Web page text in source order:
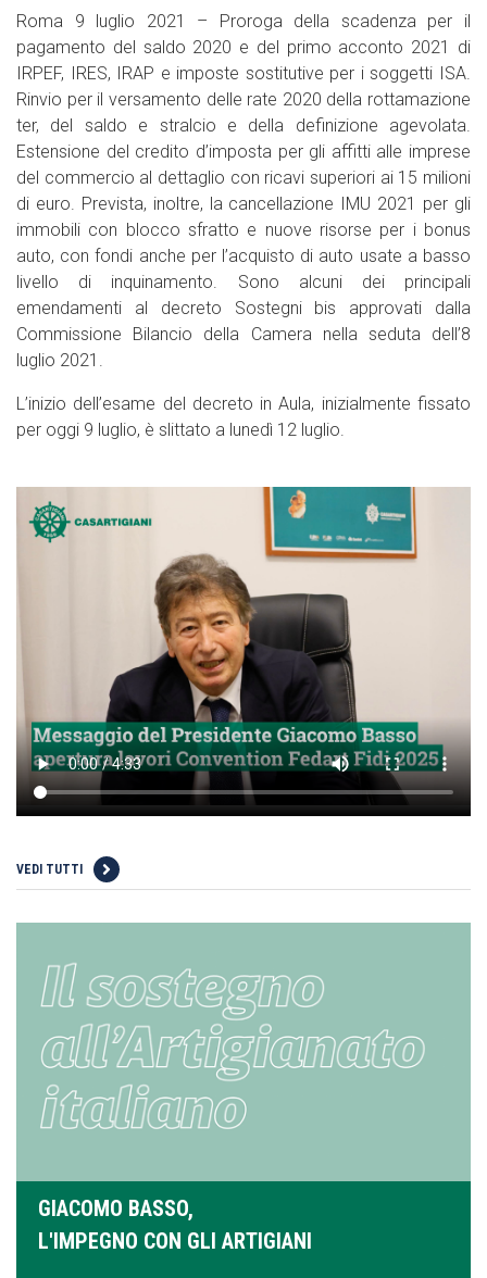
Roma 9 luglio 2021 – Proroga della scadenza per il
pagamento del saldo 2020 e del primo acconto 2021 di
IRPEF, IRES, IRAP e imposte sostitutive per i soggetti ISA.
Rinvio per il versamento delle rate 2020 della rottamazione
ter, del saldo e stralcio e della definizione agevolata.
Estensione del credito d’imposta per gli affitti alle imprese
del commercio al dettaglio con ricavi superiori ai 15 milioni
di euro. Prevista, inoltre, la cancellazione IMU 2021 per gli
immobili con blocco sfratto e nuove risorse per i bonus
auto, con fondi anche per l’acquisto di auto usate a basso
livello di inquinamento. Sono alcuni dei principali
emendamenti al decreto Sostegni bis approvati dalla
Commissione Bilancio della Camera nella seduta dell’8
luglio 2021.
L’inizio dell’esame del decreto in Aula, inizialmente fissato
per oggi 9 luglio, è slittato a lunedì 12 luglio.
VEDI TUTTI
GIACOMO BASSO,
L'IMPEGNO CON GLI ARTIGIANI